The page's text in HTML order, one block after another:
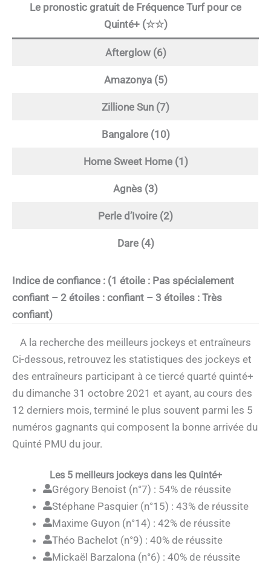
Le pronostic gratuit de Fréquence Turf pour ce
Quinté+ (☆☆)
Afterglow (6)
Amazonya (5)
Zillione Sun (7)
Bangalore (10)
Home Sweet Home (1)
Agnès (3)
Perle d’Ivoire (2)
Dare (4)
Indice de confiance : (1 étoile : Pas spécialement
confiant – 2 étoiles : confiant – 3 étoiles : Très
confiant)
A la recherche des meilleurs jockeys et entraîneurs
Ci-dessous, retrouvez les statistiques des jockeys et
des entraîneurs participant à ce tiercé quarté quinté+
du dimanche 31 octobre 2021 et ayant, au cours des
12 derniers mois, terminé le plus souvent parmi les 5
numéros gagnants qui composent la bonne arrivée du
Quinté PMU du jour.
Les 5 meilleurs jockeys dans les Quinté+
Grégory Benoist (n°7) : 54% de réussite
Stéphane Pasquier (n°15) : 43% de réussite
Maxime Guyon (n°14) : 42% de réussite
Théo Bachelot (n°9) : 40% de réussite
Mickaël Barzalona (n°6) : 40% de réussite